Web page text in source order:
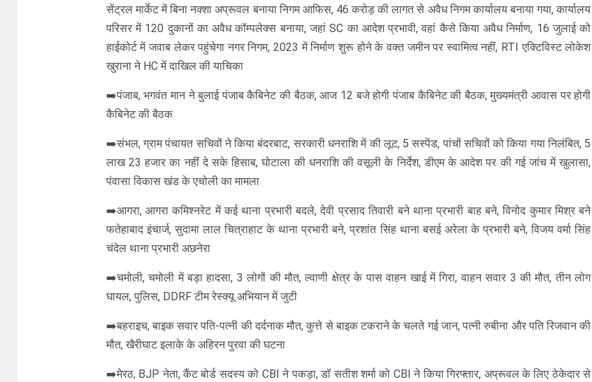
सेंट्रल मार्केट में बिना नक्शा अप्रूवल बनाया निगम आफिस, 46 करोड़ की लागत से अवैध निगम कार्यालय बनाया गया, कार्यालय
परिसर में 120 दुकानों का अवैध कॉम्पलेक्स बनाया, जहां SC का आदेश प्रभावी, वहां कैसे किया अवैध निर्माण, 16 जुलाई को
हाईकोर्ट में जवाब लेकर पहुंचेगा नगर निगम, 2023 में निर्माण शुरू होने के वक्त जमीन पर स्वामित्व नहीं, RTI एक्टिविस्ट लोकेश
खुराना ने HC में दाखिल की याचिका
➡️पंजाब, भगवंत मान ने बुलाई पंजाब कैबिनेट की बैठक, आज 12 बजे होगी पंजाब कैबिनेट की बैठक, मुख्यमंत्री आवास पर होगी
कैबिनेट की बैठक
➡️संभल, ग्राम पंचायत सचिवों ने किया बंदरबाट, सरकारी धनराशि में की लूट, 5 सस्पेंड, पांचों सचिवों को किया गया निलंबित, 5
लाख 23 हजार का नहीं दे सके हिसाब, घोटाला की धनराशि की वसूली के निर्देश, डीएम के आदेश पर की गई जांच में खुलासा,
पंवासा विकास खंड के एचोली का मामला
➡️आगरा, आगरा कमिश्नरेट में कई थाना प्रभारी बदले, देवी प्रसाद तिवारी बने थाना प्रभारी बाह बने, विनोद कुमार मिश्र बने
फतेहाबाद इंचार्ज, सुदामा लाल चित्राहाट के थाना प्रभारी बने, प्रशांत सिंह थाना बसई अरेला के प्रभारी बने, विजय वर्मा सिंह
चंदेल थाना प्रभारी अछनेरा
➡️चमोली, चमोली में बड़ा हादसा, 3 लोगों की मौत, ल्वाणी क्षेत्र के पास वाहन खाई में गिरा, वाहन सवार 3 की मौत, तीन लोग
घायल, पुलिस, DDRF टीम रेस्क्यू अभियान में जुटी
➡️बहराइच, बाइक सवार पति-पत्नी की दर्दनाक मौत, कुत्ते से बाइक टकराने के चलते गई जान, पत्नी रुबीना और पति रिजवान की
मौत, खैरीघाट इलाके के अहिरन पुरवा की घटना
➡️मेरठ, BJP नेता, कैंट बोर्ड सदस्य को CBI ने पकड़ा, डॉ सतीश शर्मा को CBI ने किया गिरफ्तार, अप्रूवल के लिए ठेकेदार से